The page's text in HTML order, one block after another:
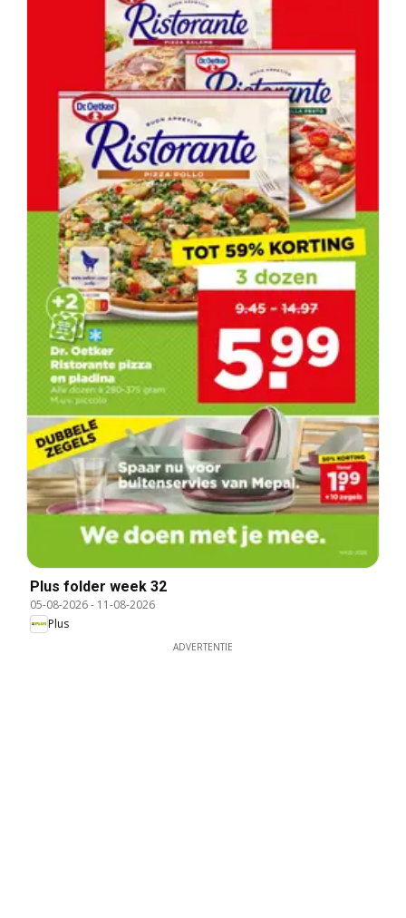
Plus folder week 32
05-08-2026- 11-08-2026
Plus
ADVERTENTIE